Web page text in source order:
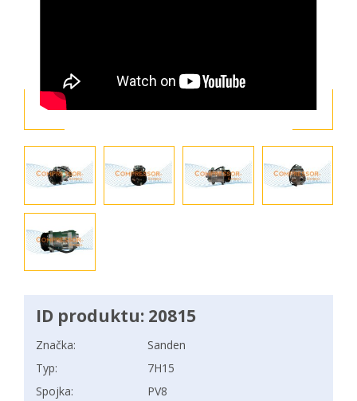
ID produktu: 20815
Značka:
Sanden
Typ:
7H15
Spojka:
PV8